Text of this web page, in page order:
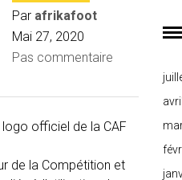
Par afrikafoot
Mai 27, 2020
Pas commentaire
logo officiel de la CAF
de la Compétition et